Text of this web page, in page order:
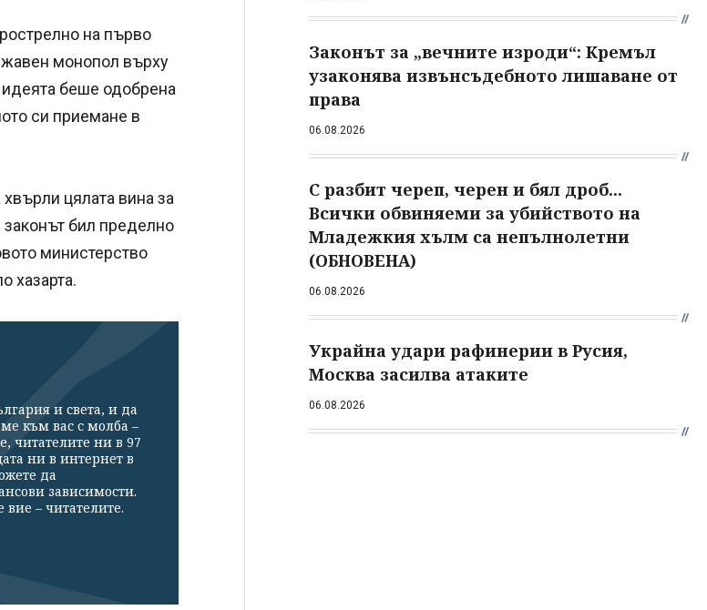
на първо
монопол върху
идеята беше одобрена
си приемане в
цялата вина за
законът бил пределно
министерство
хазарта.
и света, и да
към вас с молба –
читателите ни в 97
ни в интернет в
да
зависимости.
– читателите.
Законът за „вечните изроди“: Кремъл
узаконява извънсъдебното лишаване от
права
06.08.2026
С разбит череп, черен и бял дроб...
Всички обвиняеми за убийството на
Младежкия хълм са непълнолетни
(ОБНОВЕНА)
06.08.2026
Украйна удари рафинерии в Русия,
Москва засилва атаките
06.08.2026